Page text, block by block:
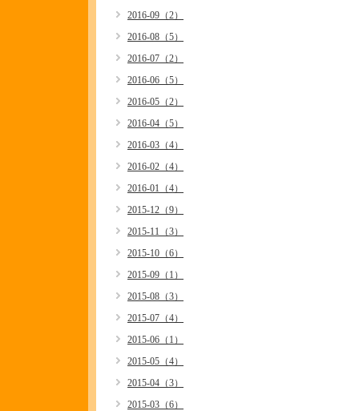
2016-09（2）
2016-08（5）
2016-07（2）
2016-06（5）
2016-05（2）
2016-04（5）
2016-03（4）
2016-02（4）
2016-01（4）
2015-12（9）
2015-11（3）
2015-10（6）
2015-09（1）
2015-08（3）
2015-07（4）
2015-06（1）
2015-05（4）
2015-04（3）
2015-03（6）